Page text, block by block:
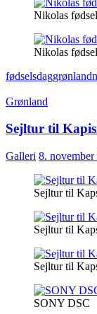
Nikolas
Nikolas
fødselsdaggrønland
Grønland
Sejltur til
Galleri 8. november
Sejltur til
Sejltur til
Sejltur til
SONY DSC